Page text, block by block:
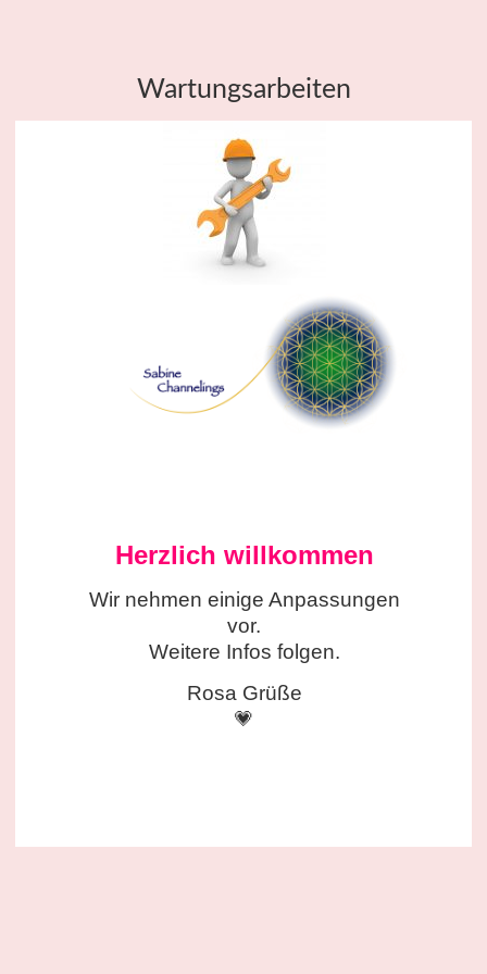
Wartungsarbeiten
Herzlich willkommen
Wir nehmen einige Anpassungen
vor.
Weitere Infos folgen.
Rosa Grüße
💗